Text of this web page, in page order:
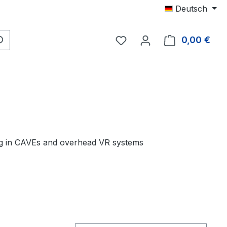
Deutsch
Du hast 0 Produkte auf
0,00 €
CAVEs and overhead VR systems